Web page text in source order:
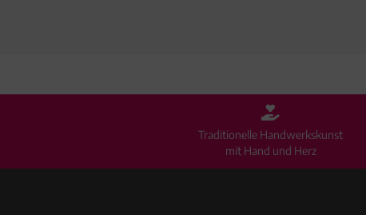
Traditionelle Handwerkskunst
mit Hand und Herz